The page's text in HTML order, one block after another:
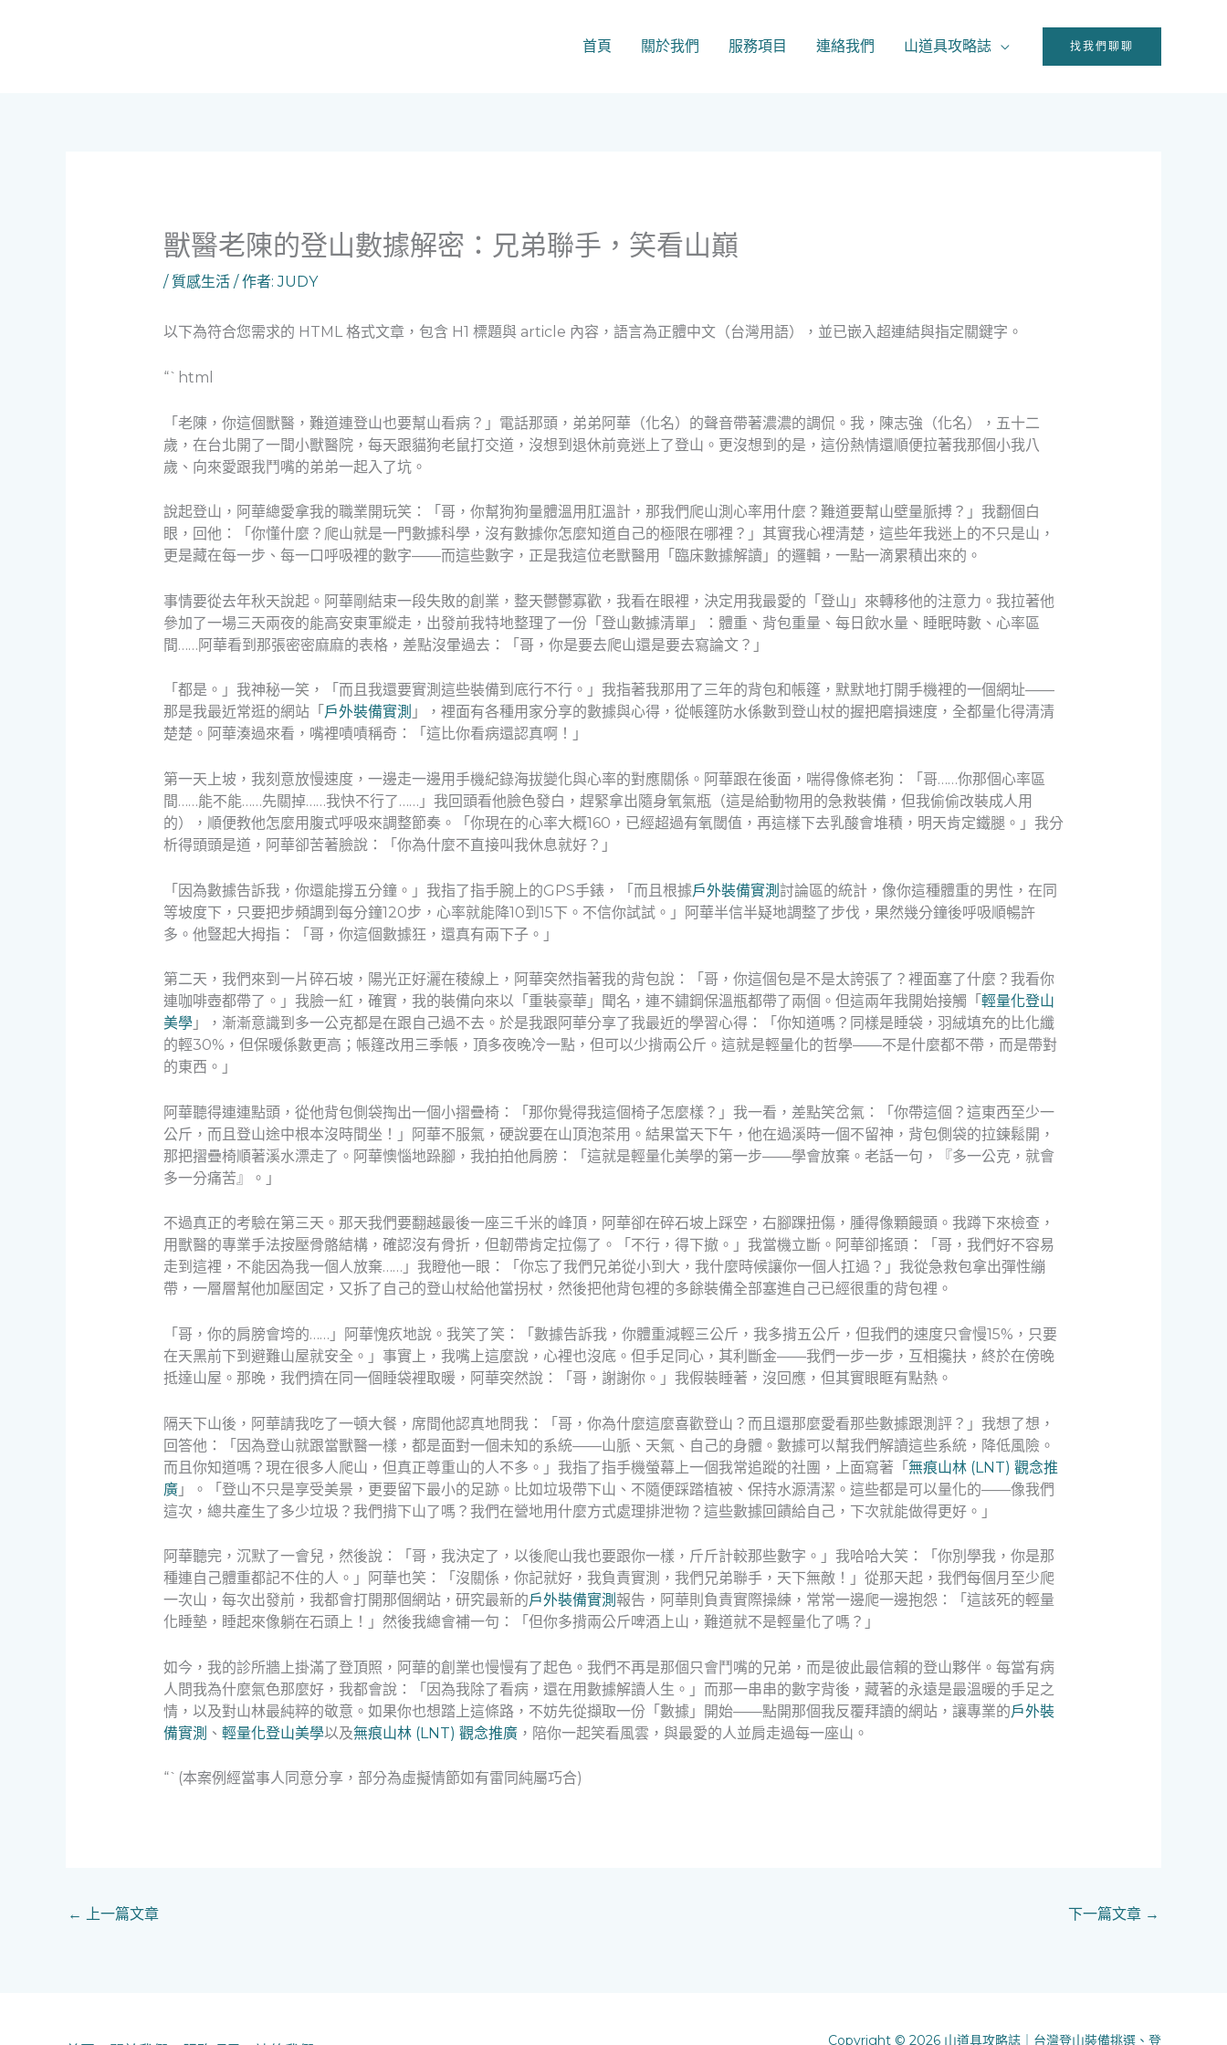
首頁 關於我們 服務項目 連絡我們 山道具攻略誌 找我們聊聊
獸醫老陳的登山數據解密：兄弟聯手，笑看山巔
/ 質感生活/ 作者:JUDY
以下為符合您需求的 HTML 格式文章，包含 H1 標題與 article 內容，語言為正體中文（台灣用語），並已嵌入超連結與指定關鍵字。
“`html
「老陳，你這個獸醫，難道連登山也要幫山看病？」電話那頭，弟弟阿華（化名）的聲音帶著濃濃的調侃。我，陳志強（化名），五十二
歲，在台北開了一間小獸醫院，每天跟貓狗老鼠打交道，沒想到退休前竟迷上了登山。更沒想到的是，這份熱情還順便拉著我那個小我八
歲、向來愛跟我鬥嘴的弟弟一起入了坑。
說起登山，阿華總愛拿我的職業開玩笑：「哥，你幫狗狗量體溫用肛溫計，那我們爬山測心率用什麼？難道要幫山壁量脈搏？」我翻個白
眼，回他：「你懂什麼？爬山就是一門數據科學，沒有數據你怎麼知道自己的極限在哪裡？」其實我心裡清楚，這些年我迷上的不只是山，
更是藏在每一步、每一口呼吸裡的數字——而這些數字，正是我這位老獸醫用「臨床數據解讀」的邏輯，一點一滴累積出來的。
事情要從去年秋天說起。阿華剛結束一段失敗的創業，整天鬱鬱寡歡，我看在眼裡，決定用我最愛的「登山」來轉移他的注意力。我拉著他
參加了一場三天兩夜的能高安東軍縱走，出發前我特地整理了一份「登山數據清單」：體重、背包重量、每日飲水量、睡眠時數、心率區
間……阿華看到那張密密麻麻的表格，差點沒暈過去：「哥，你是要去爬山還是要去寫論文？」
「都是。」我神秘一笑，「而且我還要實測這些裝備到底行不行。」我指著我那用了三年的背包和帳篷，默默地打開手機裡的一個網址——
那是我最近常逛的網站「 戶外裝備實測 」，裡面有各種用家分享的數據與心得，從帳篷防水係數到登山杖的握把磨損速度，全都量化得清清
楚楚。阿華湊過來看，嘴裡嘖嘖稱奇：「這比你看病還認真啊！」
第一天上坡，我刻意放慢速度，一邊走一邊用手機紀錄海拔變化與心率的對應關係。阿華跟在後面，喘得像條老狗：「哥……你那個心率區
間……能不能……先關掉……我快不行了……」我回頭看他臉色發白，趕緊拿出隨身氧氣瓶（這是給動物用的急救裝備，但我偷偷改裝成人用
的），順便教他怎麼用腹式呼吸來調整節奏。「你現在的心率大概160，已經超過有氧閾值，再這樣下去乳酸會堆積，明天肯定鐵腿。」我分
析得頭頭是道，阿華卻苦著臉說：「你為什麼不直接叫我休息就好？」
「因為數據告訴我，你還能撐五分鐘。」我指了指手腕上的GPS手錶，「而且根據戶外裝備實測 討論區的統計，像你這種體重的男性，在同
等坡度下，只要把步頻調到每分鐘120步，心率就能降10到15下。不信你試試。」阿華半信半疑地調整了步伐，果然幾分鐘後呼吸順暢許
多。他豎起大拇指：「哥，你這個數據狂，還真有兩下子。」
第二天，我們來到一片碎石坡，陽光正好灑在稜線上，阿華突然指著我的背包說：「哥，你這個包是不是太誇張了？裡面塞了什麼？我看你
連咖啡壺都帶了。」我臉一紅，確實，我的裝備向來以「重裝豪華」聞名，連不鏽鋼保溫瓶都帶了兩個。但這兩年我開始接觸「 輕量化登山
美學」，漸漸意識到多一公克都是在跟自己過不去。於是我跟阿華分享了我最近的學習心得：「你知道嗎？同樣是睡袋，羽絨填充的比化纖
的輕30%，但保暖係數更高；帳篷改用三季帳，頂多夜晚冷一點，但可以少揹兩公斤。這就是輕量化的哲學——不是什麼都不帶，而是帶對
的東西。」
阿華聽得連連點頭，從他背包側袋掏出一個小摺疊椅：「那你覺得我這個椅子怎麼樣？」我一看，差點笑岔氣：「你帶這個？這東西至少一
公斤，而且登山途中根本沒時間坐！」阿華不服氣，硬說要在山頂泡茶用。結果當天下午，他在過溪時一個不留神，背包側袋的拉鍊鬆開，
那把摺疊椅順著溪水漂走了。阿華懊惱地跺腳，我拍拍他肩膀：「這就是輕量化美學的第一步——學會放棄。老話一句，『多一公克，就會
多一分痛苦』。」
不過真正的考驗在第三天。那天我們要翻越最後一座三千米的峰頂，阿華卻在碎石坡上踩空，右腳踝扭傷，腫得像顆饅頭。我蹲下來檢查，
用獸醫的專業手法按壓骨骼結構，確認沒有骨折，但韌帶肯定拉傷了。「不行，得下撤。」我當機立斷。阿華卻搖頭：「哥，我們好不容易
走到這裡，不能因為我一個人放棄……」我瞪他一眼：「你忘了我們兄弟從小到大，我什麼時候讓你一個人扛過？」我從急救包拿出彈性繃
帶，一層層幫他加壓固定，又拆了自己的登山杖給他當拐杖，然後把他背包裡的多餘裝備全部塞進自己已經很重的背包裡。
「哥，你的肩膀會垮的……」阿華愧疚地說。我笑了笑：「數據告訴我，你體重減輕三公斤，我多揹五公斤，但我們的速度只會慢15%，只要
在天黑前下到避難山屋就安全。」事實上，我嘴上這麼說，心裡也沒底。但手足同心，其利斷金——我們一步一步，互相攙扶，終於在傍晚
抵達山屋。那晚，我們擠在同一個睡袋裡取暖，阿華突然說：「哥，謝謝你。」我假裝睡著，沒回應，但其實眼眶有點熱。
隔天下山後，阿華請我吃了一頓大餐，席間他認真地問我：「哥，你為什麼這麼喜歡登山？而且還那麼愛看那些數據跟測評？」我想了想，
回答他：「因為登山就跟當獸醫一樣，都是面對一個未知的系統——山脈、天氣、自己的身體。數據可以幫我們解讀這些系統，降低風險。
而且你知道嗎？現在很多人爬山，但真正尊重山的人不多。」我指了指手機螢幕上一個我常追蹤的社團，上面寫著「 無痕山林 (LNT) 觀念推
廣」。「登山不只是享受美景，更要留下最小的足跡。比如垃圾帶下山、不隨便踩踏植被、保持水源清潔。這些都是可以量化的——像我們
這次，總共產生了多少垃圾？我們揹下山了嗎？我們在營地用什麼方式處理排泄物？這些數據回饋給自己，下次就能做得更好。」
阿華聽完，沉默了一會兒，然後說：「哥，我決定了，以後爬山我也要跟你一樣，斤斤計較那些數字。」我哈哈大笑：「你別學我，你是那
種連自己體重都記不住的人。」阿華也笑：「沒關係，你記就好，我負責實測，我們兄弟聯手，天下無敵！」從那天起，我們每個月至少爬
一次山，每次出發前，我都會打開那個網站，研究最新的戶外裝備實測 報告，阿華則負責實際操練，常常一邊爬一邊抱怨：「這該死的輕量
化睡墊，睡起來像躺在石頭上！」然後我總會補一句：「但你多揹兩公斤啤酒上山，難道就不是輕量化了嗎？」
如今，我的診所牆上掛滿了登頂照，阿華的創業也慢慢有了起色。我們不再是那個只會鬥嘴的兄弟，而是彼此最信賴的登山夥伴。每當有病
人問我為什麼氣色那麼好，我都會說：「因為我除了看病，還在用數據解讀人生。」而那一串串的數字背後，藏著的永遠是最溫暖的手足之
情，以及對山林最純粹的敬意。如果你也想踏上這條路，不妨先從擷取一份「數據」開始——點開那個我反覆拜讀的網站，讓專業的戶外裝
備實測 、 輕量化登山美學以及無痕山林 (LNT) 觀念推廣，陪你一起笑看風雲，與最愛的人並肩走過每一座山。
“`(本案例經當事人同意分享，部分為虛擬情節如有雷同純屬巧合)
← 上一篇文章 下一篇文章 →
Copyright © 2026 山道具攻略誌｜台灣登山裝備挑選、登